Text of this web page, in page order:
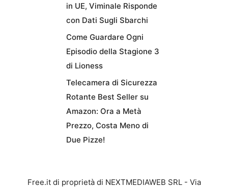
in UE, Viminale Risponde
con Dati Sugli Sbarchi
Come Guardare Ogni
Episodio della Stagione 3
di Lioness
Telecamera di Sicurezza
Rotante Best Seller su
Amazon: Ora a Metà
Prezzo, Costa Meno di
Due Pizze!
Free.it di proprietà di NEXTMEDIAWEB SRL - Via